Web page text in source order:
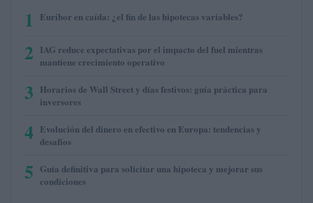
1 Euríbor en caída: ¿el fin de las hipotecas variables?
2 IAG reduce expectativas por el impacto del fuel mientras
mantiene crecimiento operativo
3 Horarios de Wall Street y días festivos: guía práctica para
inversores
4 Evolución del dinero en efectivo en Europa: tendencias y
desafíos
5 Guía definitiva para solicitar una hipoteca y mejorar sus
condiciones